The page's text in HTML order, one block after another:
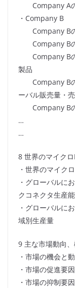
Company Aの
・Company B
Company B
Company B
Company Bの
製品
Company Bの
ーバル販売量・
Company Bの
…
…
8 世界のマイク
・世界のマイク
・グローバルに
クコネクタ生産
・グローバルに
域別生産量
9 主な市場動向
・市場の機会と
・市場の促進要因
・市場の抑制要因